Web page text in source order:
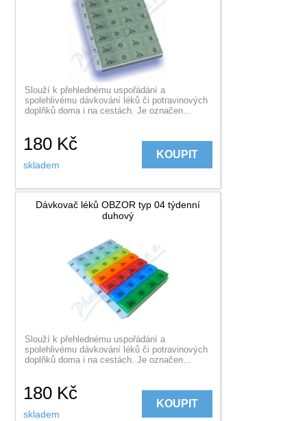
Slouží k přehlednému uspořádání a
spolehlivému dávkování léků či potravinových
doplňků doma i na cestách. Je označen...
180 Kč
skladem
KOUPIT
Dávkovač léků OBZOR typ 04 týdenní
duhový
Slouží k přehlednému uspořádání a
spolehlivému dávkování léků či potravinových
doplňků doma i na cestách. Je označen...
180 Kč
skladem
KOUPIT